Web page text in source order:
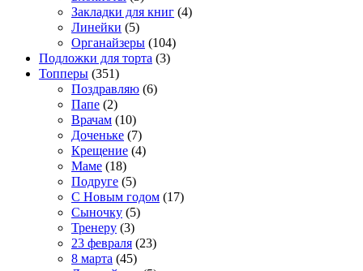
Закладки для книг (4)
Линейки (5)
Органайзеры (104)
Подложки для торта (3)
Топперы (351)
Поздравляю (6)
Папе (2)
Врачам (10)
Доченьке (7)
Крещение (4)
Маме (18)
Подруге (5)
С Новым годом (17)
Сыночку (5)
Тренеру (3)
23 февраля (23)
8 марта (45)